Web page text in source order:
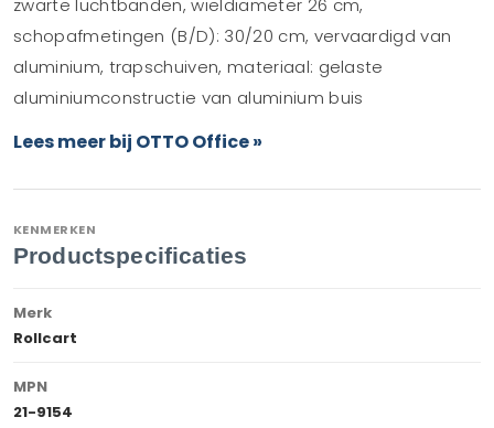
zwarte luchtbanden, wieldiameter 26 cm,
schopafmetingen (B/D): 30/20 cm, vervaardigd van
aluminium, trapschuiven, materiaal: gelaste
aluminiumconstructie van aluminium buis
Lees meer bij OTTO Office »
KENMERKEN
Productspecificaties
Merk
Rollcart
MPN
21-9154